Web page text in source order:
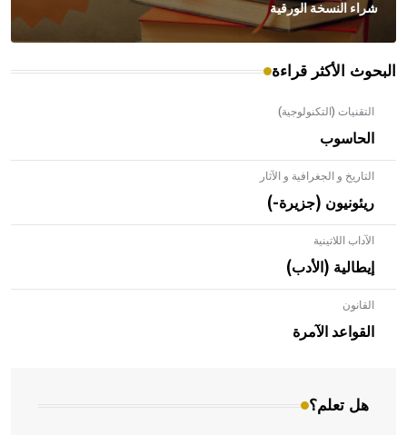
شراء النسخة الورقية
البحوث الأكثر قراءة
التقنيات (التكنولوجية)
الحاسوب
التاريخ و الجغرافية و الآثار
ريئونيون (جزيرة-)
الآداب اللاتينية
إيطالية (الأدب)
القانون
القواعد الآمرة
هل تعلم؟
- هل تعلم أن الأبلق نوع من الفنون الهندسية التي ارتبطت
بالعمارة الإسلامية في بلاد الشام ومصر خاصة، حيث يحرص
المعمار على بناء مداميكه وخاصة في الواجهات